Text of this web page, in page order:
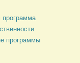
программа
программы